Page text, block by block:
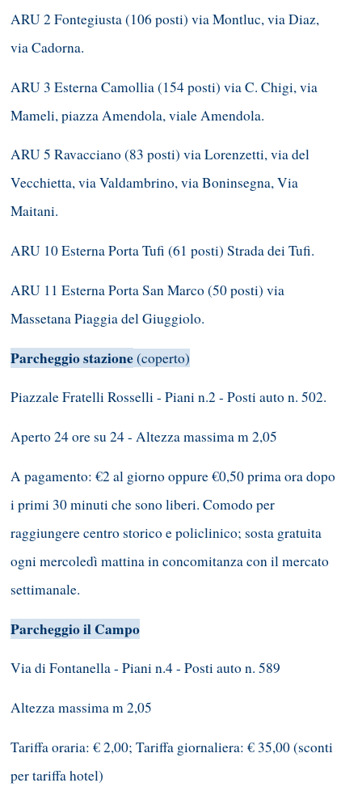
ARU 2 Fontegiusta (106 posti) via Montluc, via Diaz,
via Cadorna.
ARU 3 Esterna Camollia (154 posti) via C. Chigi, via
Mameli, piazza Amendola, viale Amendola.
ARU 5 Ravacciano (83 posti) via Lorenzetti, via del
Vecchietta, via Valdambrino, via Boninsegna, Via
Maitani.
ARU 10 Esterna Porta Tufi (61 posti) Strada dei Tufi.
ARU 11 Esterna Porta San Marco (50 posti) via
Massetana Piaggia del Giuggiolo.
Parcheggio stazione(coperto)
Piazzale Fratelli Rosselli - Piani n.2 - Posti auto n. 502.
Aperto 24 ore su 24 - Altezza massima m 2,05
A pagamento: €2 al giorno oppure €0,50 prima ora dopo
i primi 30 minuti che sono liberi. Comodo per
raggiungere centro storico e policlinico; sosta gratuita
ogni mercoledì mattina in concomitanza con il mercato
settimanale.
Parcheggio il Campo
Via di Fontanella - Piani n.4 - Posti auto n. 589
Altezza massima m 2,05
Tariffa oraria: € 2,00; Tariffa giornaliera: € 35,00 (sconti
per tariffa hotel)